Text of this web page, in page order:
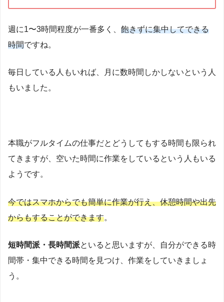
週に1〜3時間程度が一番多く、 飽きずに集中してできる
時間ですね。
毎日している人もいれば、月に数時間しかしないという人
もいました。
本職がフルタイムの仕事だとどうしてもする時間も限られ
てきますが、空いた時間に作業をしているという人もいる
ようです。
今ではスマホからでも簡単に作業が行え、休憩時間や出先
からもすることができます。
短時間派・長時間派といると思いますが、自分ができる時
間帯・集中できる時間を見つけ、作業をしていきましょ
う。